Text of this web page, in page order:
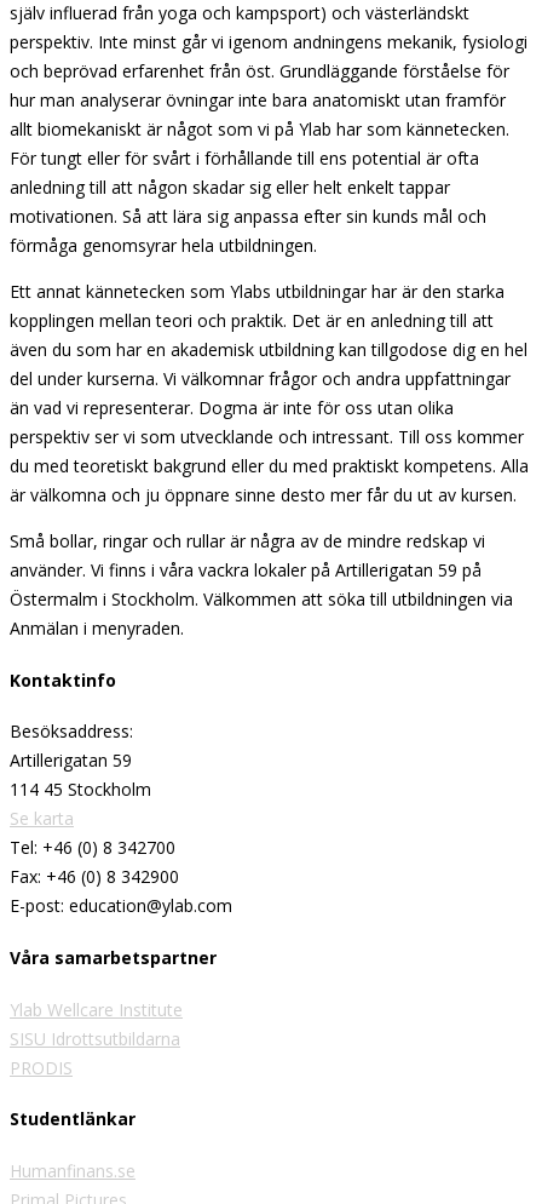
själv influerad från yoga och kampsport) och västerländskt
perspektiv. Inte minst går vi igenom andningens mekanik, fysiologi
och beprövad erfarenhet från öst. Grundläggande förståelse för
hur man analyserar övningar inte bara anatomiskt utan framför
allt biomekaniskt är något som vi på Ylab har som kännetecken.
För tungt eller för svårt i förhållande till ens potential är ofta
anledning till att någon skadar sig eller helt enkelt tappar
motivationen. Så att lära sig anpassa efter sin kunds mål och
förmåga genomsyrar hela utbildningen.
Ett annat kännetecken som Ylabs utbildningar har är den starka
kopplingen mellan teori och praktik. Det är en anledning till att
även du som har en akademisk utbildning kan tillgodose dig en hel
del under kurserna. Vi välkomnar frågor och andra uppfattningar
än vad vi representerar. Dogma är inte för oss utan olika
perspektiv ser vi som utvecklande och intressant. Till oss kommer
du med teoretiskt bakgrund eller du med praktiskt kompetens. Alla
är välkomna och ju öppnare sinne desto mer får du ut av kursen.
Små bollar, ringar och rullar är några av de mindre redskap vi
använder. Vi finns i våra vackra lokaler på Artillerigatan 59 på
Östermalm i Stockholm. Välkommen att söka till utbildningen via
Anmälan i menyraden.
Kontaktinfo
Besöksaddress:
Artillerigatan 59
114 45 Stockholm
Se karta
Tel: +46 (0) 8 342700
Fax: +46 (0) 8 342900
E-post: education@ylab.com
Våra samarbetspartner
Ylab Wellcare Institute
SISU Idrottsutbildarna
PRODIS
Studentlänkar
Humanfinans.se